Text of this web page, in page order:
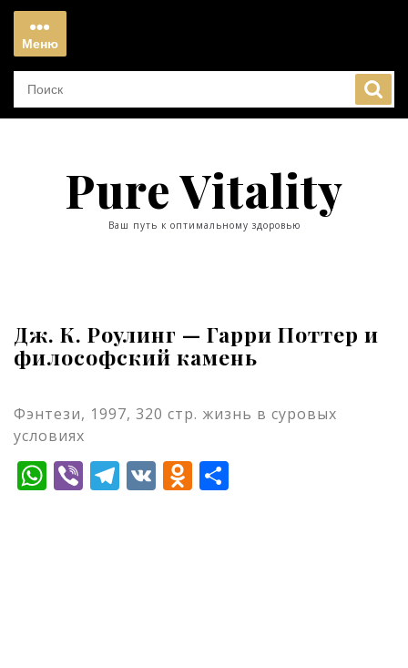
Перейти
содержимому
Меню
Меню
Pure Vitality
Ваш путь к оптимальному здоровью
Дж. К. Роулинг — Гарри Поттер и
философский камень
Фэнтези, 1997, 320 стр. жизнь в суровых
условиях
WhatsApp
ViberTelegram
VKOdnoklassniki